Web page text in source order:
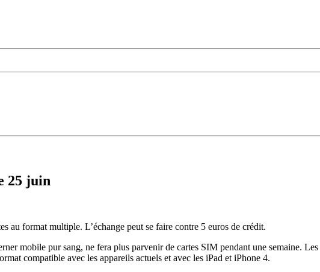
25 juin
au format multiple. L’échange peut se faire contre 5 euros de crédit.
mobile pur sang, ne fera plus parvenir de cartes SIM pendant une semaine.
compatible avec les appareils actuels et avec les iPad et iPhone 4.